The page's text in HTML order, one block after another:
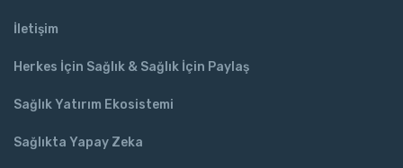
İletişim
Herkes İçin Sağlık & Sağlık İçin Paylaş
Sağlık Yatırım Ekosistemi
Sağlıkta Yapay Zeka